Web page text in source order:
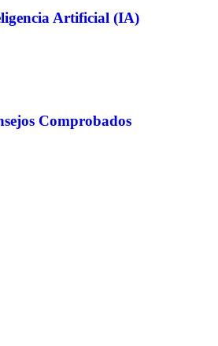
Artificial (IA)
Comprobados